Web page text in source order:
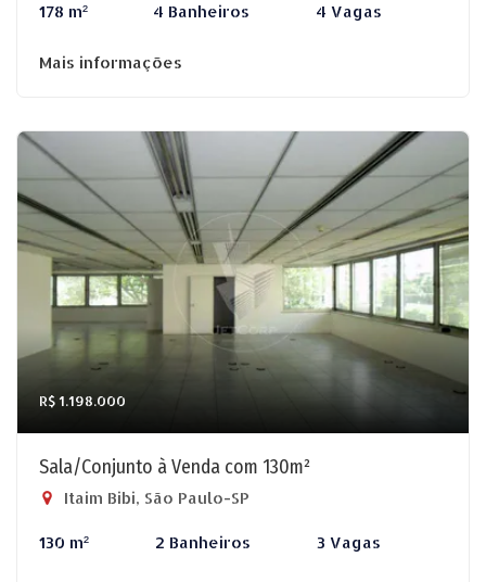
178 m² 4 Banheiros 4 Vagas
Mais informações
R$ 1.198.000
Sala/Conjunto à Venda com 130m²
Itaim Bibi, São Paulo-SP
130 m² 2 Banheiros 3 Vagas